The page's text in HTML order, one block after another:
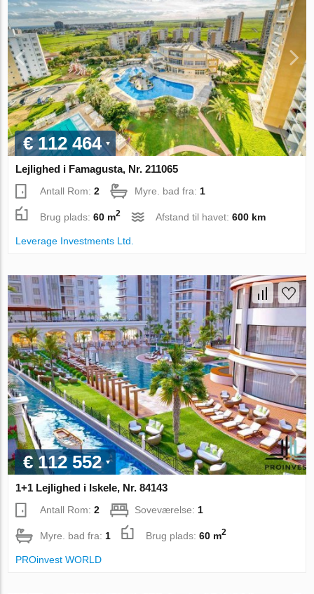
€ 112 464
Lejlighed i Famagusta, Nr. 211065
Antall Rom:2 Myre. bad fra:1
Brug plads:60 m2 Afstand til havet:600 km
Leverage Investments Ltd.
€ 112 552
1+1 Lejlighed i Iskele, Nr. 84143
Antall Rom:2 Soveværelse: 1
Myre. bad fra: 1 Brug plads:60 m2
PROinvest WORLD